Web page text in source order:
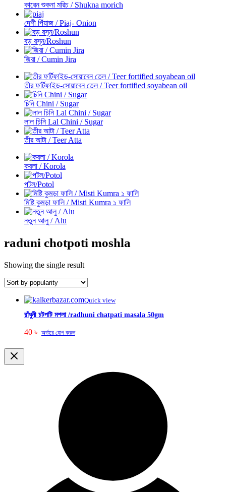
কারেন শুকনা মরিচ / Shukna morich
দেশী পিঁয়াজ / Piaj- Onion
বড় রসূন/Roshun
জিরা / Cumin Jira
তীর ফর্টিফাইড-সোয়াবেন তেল / Teer fortified soyabean oil
চিনি Chini / Sugar
লাল চিনি Lal Chini / Sugar
তীর আটা / Teer Atta
করলা / Korola
পটল/Potol
মিষ্টি কুমড়া ফালি / Misti Kumra ১ ফালি
নতুন আলু / Alu
raduni chotpoti moshla
Showing the single result
Quick view
রাঁধুনী চটপটি মশলা /radhuni chatpati masala 50gm
40 ৳ অর্ডারে যোগ করুন